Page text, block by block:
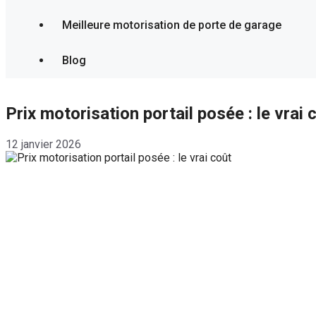
Meilleure motorisation de porte de garage
Blog
Prix motorisation portail posée : le vrai
12 janvier 2026